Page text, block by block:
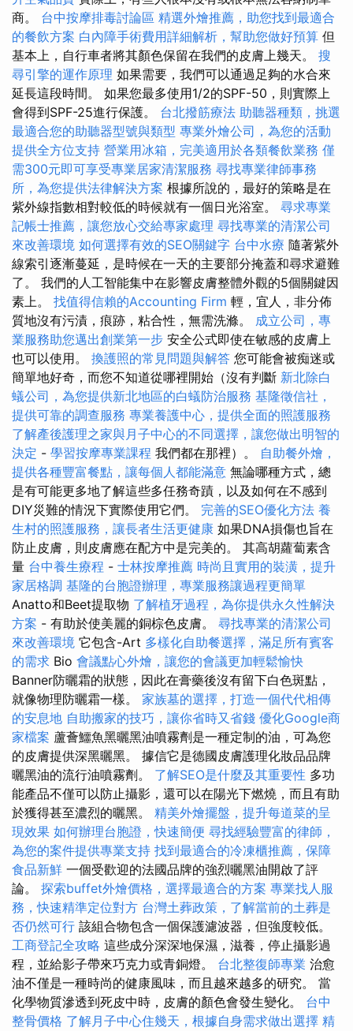
商。 台中按摩排毒討論區 精選外燴推薦，助您找到最適合
的餐飲方案 白內障手術費用詳細解析，幫助您做好預算 但
基本上，自行車者將其顏色保留在我們的皮膚上幾天。 搜
尋引擎的運作原理 如果需要，我們可以通過足夠的水合來
延長這段時間。 如果您最多使用1/2的SPF-50，則實際上
會得到SPF-25進行保護。 台北撥筋療法 助聽器種類，挑選
最適合您的助聽器型號與類型 專業外燴公司，為您的活動
提供全方位支持 營業用冰箱，完美適用於各類餐飲業務 僅
需300元即可享受專業居家清潔服務 尋找專業律師事務
所，為您提供法律解決方案 根據所說的，最好的策略是在
紫外線指數相對較低的時候就有一個日光浴室。 尋求專業
記帳士推薦，讓您放心交給專家處理 尋找專業的清潔公司
來改善環境 如何選擇有效的SEO關鍵字 台中水療 隨著紫外
線索引逐漸蔓延，是時候在一天的主要部分掩蓋和尋求避難
了。 我們的人工智能集中在影響皮膚整體外觀的5個關鍵因
素上。 找值得信賴的Accounting Firm 輕，宜人，非分佈
質地沒有污漬，痕跡，粘合性，無需洗滌。 成立公司，專
業服務助您邁出創業第一步 安全公式即使在敏感的皮膚上
也可以使用。 換護照的常見問題與解答 您可能會被痴迷或
簡單地好奇，而您不知道從哪裡開始（沒有判斷 新北除白
蟻公司，為您提供新北地區的白蟻防治服務 基隆徵信社，
提供可靠的調查服務 專業養護中心，提供全面的照護服務
了解產後護理之家與月子中心的不同選擇，讓您做出明智的
決定 - 學習按摩專業課程 我們都在那裡）。 自助餐外燴，
提供各種豐富餐點，讓每個人都能滿意 無論哪種方式，總
是有可能更多地了解這些多任務奇蹟，以及如何在不感到
DIY災難的情況下實際使用它們。 完善的SEO優化方法 養
生村的照護服務，讓長者生活更健康 如果DNA損傷也旨在
防止皮膚，則皮膚應在配方中是完美的。 其高胡蘿蔔素含
量 台中養生療程 - 士林按摩推薦 時尚且實用的裝潢，提升
家居格調 基隆的台胞證辦理，專業服務讓過程更簡單
Anatto和Beet提取物 了解植牙過程，為你提供永久性解決
方案 - 有助於使美麗的銅棕色皮膚。 尋找專業的清潔公司
來改善環境 它包含-Art 多樣化自助餐選擇，滿足所有賓客
的需求 Bio 會議點心外燴，讓您的會議更加輕鬆愉快
Banner防曬霜的狀態，因此在膏藥後沒有留下白色斑點，
就像物理防曬霜一樣。 家族墓的選擇，打造一個代代相傳
的安息地 自助搬家的技巧，讓你省時又省錢 優化Google商
家檔案 蘆薈鱷魚黑曬黑油噴霧劑是一種定制的油，可為您
的皮膚提供深黑曬黑。 據信它是德國皮膚護理化妝品品牌
曬黑油的流行油噴霧劑。 了解SEO是什麼及其重要性 多功
能產品不僅可以防止攝影，還可以在陽光下燃燒，而且有助
於獲得甚至濃烈的曬黑。 精美外燴擺盤，提升每道菜的呈
現效果 如何辦理台胞證，快速簡便 尋找經驗豐富的律師，
為您的案件提供專業支持 找到最適合的冷凍櫃推薦，保障
食品新鮮 一個受歡迎的法國品牌的強烈曬黑油開啟了評
論。 探索buffet外燴價格，選擇最適合的方案 專業找人服
務，快速精準定位對方 台灣土葬政策，了解當前的土葬是
否仍然可行 該組合物包含一個保護濾波器，但強度較低。
工商登記全攻略 這些成分深深地保濕，滋養，停止攝影過
程，並給影子帶來巧克力或青銅燈。 台北整復師專業 治愈
油不僅是一種時尚的健康風味，而且越來越多的研究。 當
化學物質滲透到死皮中時，皮膚的顏色會發生變化。 台中
整骨價格 了解月子中心住幾天，根據自身需求做出選擇 精